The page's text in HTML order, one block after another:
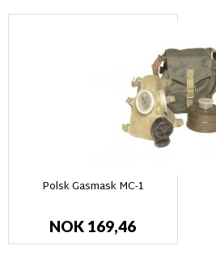
Polsk Gasmask MC-1
NOK 169,46